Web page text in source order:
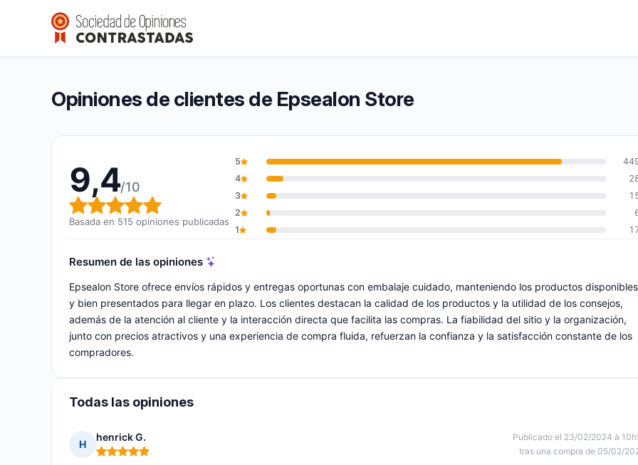
Epsealon Store
Calificación global: 9,4 de 10
9,4/10(515 opiniones)
Opiniones de clientes de Epsealon Store
9,4/10
Calificación global: 9,4 de 10
Basada en 515 opiniones publicadas
5
4
3
2
1
Resumen de las opiniones
Epsealon Store ofrece envíos rápidos y entregas oportunas con embalaje cuidado, manteniendo los productos disponibles
y bien presentados para llegar en plazo. Los clientes destacan la calidad de los productos y la utilidad de los consejos,
además de la atención al cliente y la interacción directa que facilita las compras. La fiabilidad del sitio y la organización,
junto con precios atractivos y una experiencia de compra fluida, refuerzan la confianza y la satisfacción constante de los
compradores.
Todas las opiniones
H
henrick G.
Nota: 5 de 5
Publicado el 23/02/2024 à
tras una compra de 05/02/